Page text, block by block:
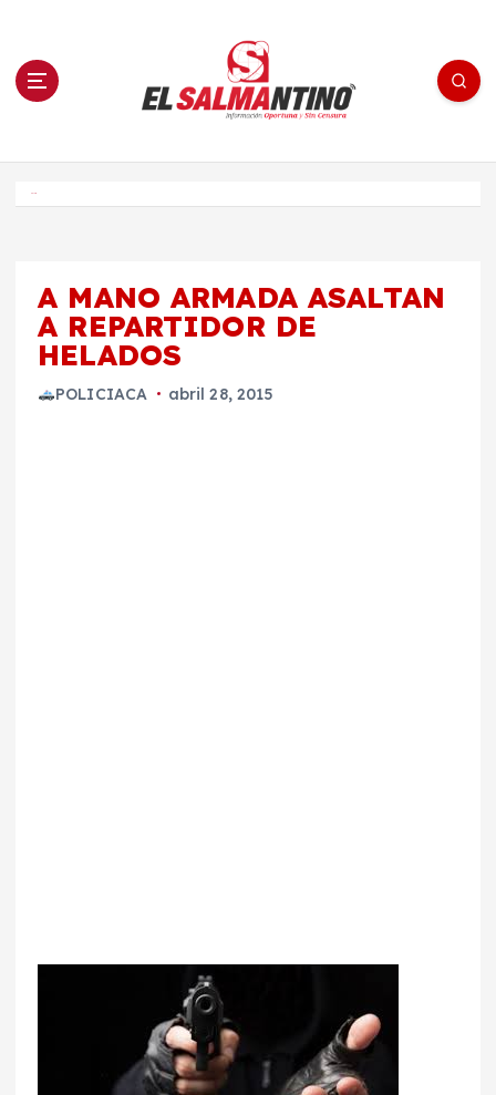
n El Salmantino - medios/noticias/editorial
A MANO ARMADA ASALTAN
A REPARTIDOR DE
HELADOS
POLICIACA abril 28, 2015